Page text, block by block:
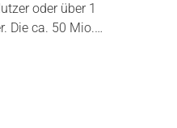
oder über 1
Die ca. 50 Mio.…